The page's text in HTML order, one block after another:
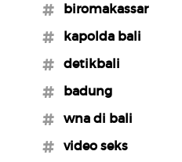
#biromakassar
#kapolda bali
#detikbali
#badung
#wna di bali
#video seks